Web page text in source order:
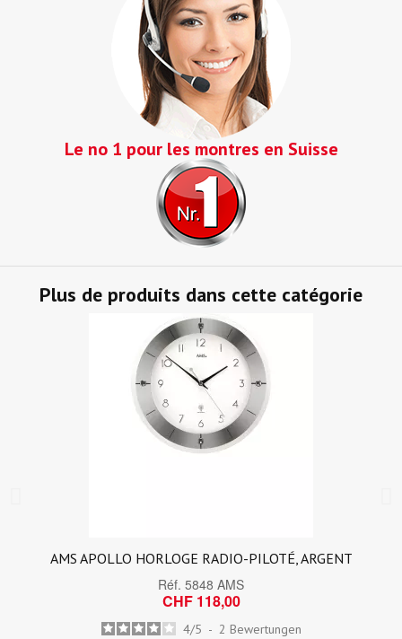
Le no 1 pour les montres en Suisse
Plus de produits dans cette catégorie
AMS APOLLO HORLOGE RADIO-PILOTÉ, ARGENT
Réf. 5848 AMS
CHF 118,00
4/5 - 2 Bewertungen